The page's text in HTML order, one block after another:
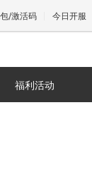
/激活码 今日开服
福利活动